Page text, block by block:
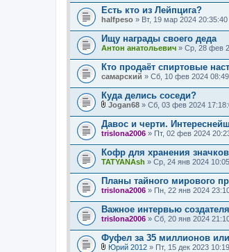
Есть кто из Лейпцига?
halfpeso » Вт, 19 мар 2024 20:35:40
Ищу награды своего деда
Антон анатольевич » Ср, 28 фев
Кто продаёт спиртовые
самарский » Сб, 10 фев 2024
Куда делись соседи?
л
о
ж
е
н
и
Jogan68 » Сб, 03 фев 2024
Давос и черти.
trislona2006 » Пт, 02 фев 2024
Кофр для хранения
TATYANAsh » Ср, 24 янв 2024
Планы тайного мирового
trislona2006 » Пн, 22 янв 2024
Важное интервью
trislona2006 » Сб, 20 янв 2024
Фуфел за 35 миллионов
Юрий 2012 » Пт, 15 дек 2023